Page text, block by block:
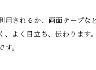
されるか、両面テープな
よく目立ち、伝わります。
。